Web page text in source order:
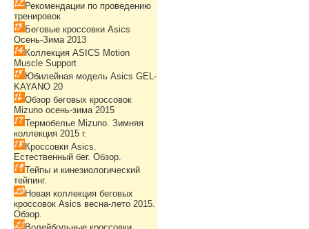
Рекомендации по проведению
тренировок
Беговые кроссовки Asics
Осень-Зима 2013
Коллекция ASICS Motion
Muscle Support
Юбилейная модель Asics GEL-
KAYANO 20
Обзор беговых кроссовок
Mizuno осень-зима 2015
Термобелье Mizuno. Зимняя
коллекция 2015 г.
Кроссовки Asics.
Естественный бег. Обзор.
Тейпы и кинезиологический
тейпинг.
Новая коллекция беговых
кроссовок Asics весна-лето 2015.
Обзор.